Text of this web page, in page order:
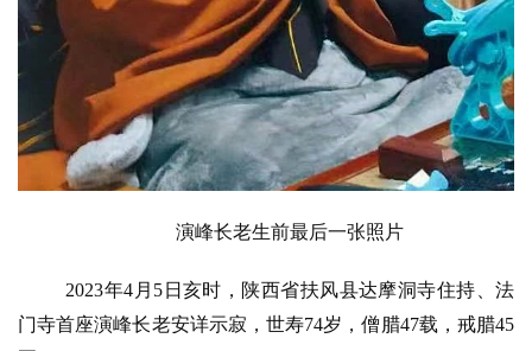
演峰长老生前最后一张照片
2023年4月5日亥时，陕西省扶风县达摩洞寺住持、法
门寺首座演峰长老安详示寂，世寿74岁，僧腊47载，戒腊45